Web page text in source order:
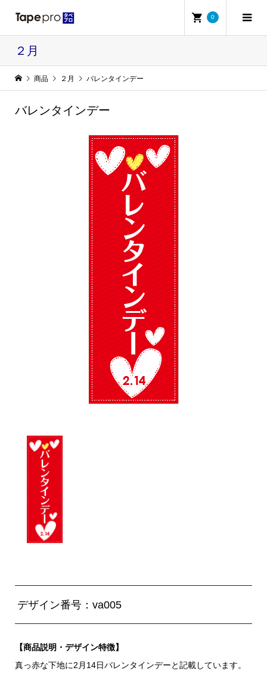
0
２月
商品 ２月 バレンタインデー
バレンタインデー
デザイン番号：va005
【商品説明・デザイン特徴】
真っ赤な下地に2月14日バレンタインデーと記載しています。